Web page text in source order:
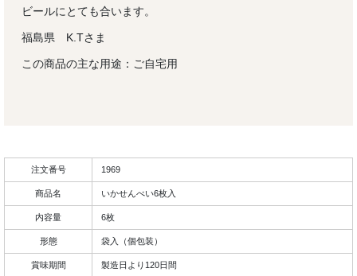
ビールにとても合います。
福島県 K.Tさま
この商品の主な用途：ご自宅用
注文番号 1969
商品名 いかせんべい6枚入
内容量 6枚
形態 袋入（個包装）
賞味期間 製造日より120日間